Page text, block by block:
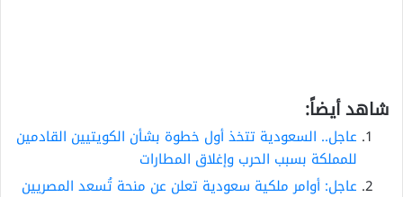
شاهد أيضاً:
عاجل.. السعودية تتخذ أول خطوة بشأن الكويتيين القادمين
للمملكة بسبب الحرب وإغلاق المطارات
عاجل: أوامر ملكية سعودية تعلن عن منحة تُسعد المصريين